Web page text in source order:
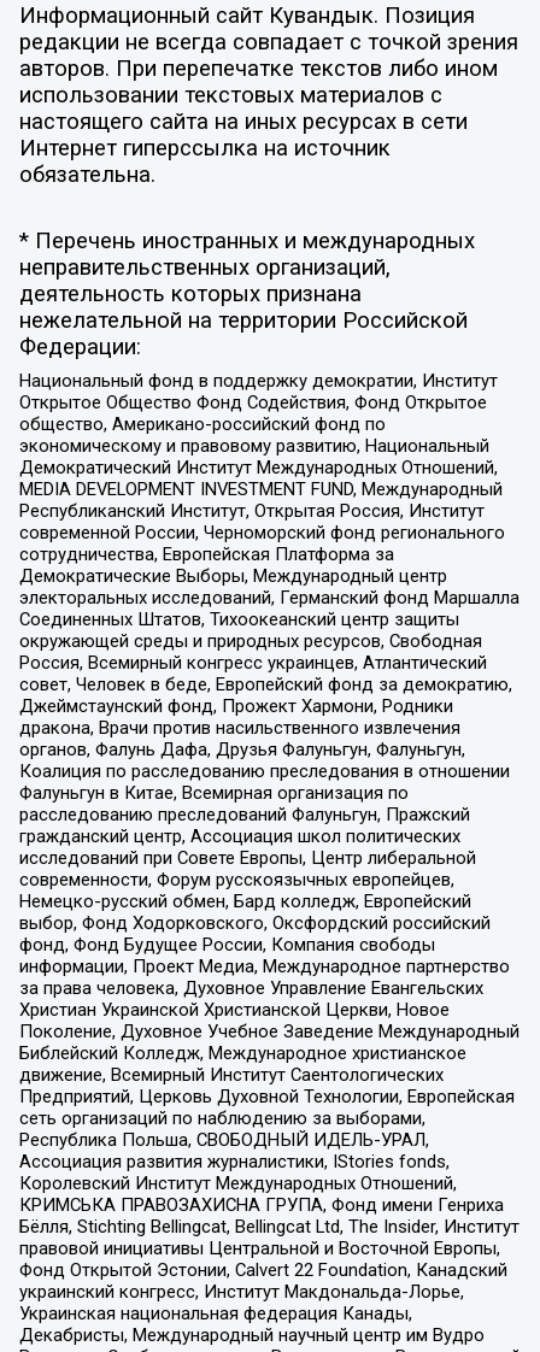
Информационный сайт Кувандык. Позиция
редакции не всегда совпадает с точкой зрения
авторов. При перепечатке текстов либо ином
использовании текстовых материалов с
настоящего сайта на иных ресурсах в сети
Интернет гиперссылка на источник
обязательна.
* Перечень иностранных и международных
неправительственных организаций,
деятельность которых признана
нежелательной на территории Российской
Федерации:
Национальный фонд в поддержку демократии, Институт
Открытое Общество Фонд Содействия, Фонд Открытое
общество, Американо-российский фонд по
экономическому и правовому развитию, Национальный
Демократический Институт Международных Отношений,
MEDIA DEVELOPMENT INVESTMENT FUND, Международный
Республиканский Институт, Открытая Россия, Институт
современной России, Черноморский фонд регионального
сотрудничества, Европейская Платформа за
Демократические Выборы, Международный центр
электоральных исследований, Германский фонд Маршалла
Соединенных Штатов, Тихоокеанский центр защиты
окружающей среды и природных ресурсов, Свободная
Россия, Всемирный конгресс украинцев, Атлантический
совет, Человек в беде, Европейский фонд за демократию,
Джеймстаунский фонд, Прожект Хармони, Родники
дракона, Врачи против насильственного извлечения
органов, Фалунь Дафа, Друзья Фалуньгун, Фалуньгун,
Коалиция по расследованию преследования в отношении
Фалуньгун в Китае, Всемирная организация по
расследованию преследований Фалуньгун, Пражский
гражданский центр, Ассоциация школ политических
исследований при Совете Европы, Центр либеральной
современности, Форум русскоязычных европейцев,
Немецко-русский обмен, Бард колледж, Европейский
выбор, Фонд Ходорковского, Оксфордский российский
фонд, Фонд Будущее России, Компания свободы
информации, Проект Медиа, Международное партнерство
за права человека, Духовное Управление Евангельских
Христиан Украинской Христианской Церкви, Новое
Поколение, Духовное Учебное Заведение Международный
Библейский Колледж, Международное христианское
движение, Всемирный Институт Саентологических
Предприятий, Церковь Духовной Технологии, Европейская
сеть организаций по наблюдению за выборами,
Республика Польша, СВОБОДНЫЙ ИДЕЛЬ-УРАЛ,
Ассоциация развития журналистики, IStories fonds,
Королевский Институт Международных Отношений,
КРИМСЬКА ПРАВОЗАХИСНА ГРУПА, Фонд имени Генриха
Бёлля, Stichting Bellingcat, Bellingcat Ltd, The Insider, Институт
правовой инициативы Центральной и Восточной Европы,
Фонд Открытой Эстонии, Calvert 22 Foundation, Канадский
украинский конгресс, Институт Макдональда-Лорье,
Украинская национальная федерация Канады,
Декабристы, Международный научный центр им Вудро